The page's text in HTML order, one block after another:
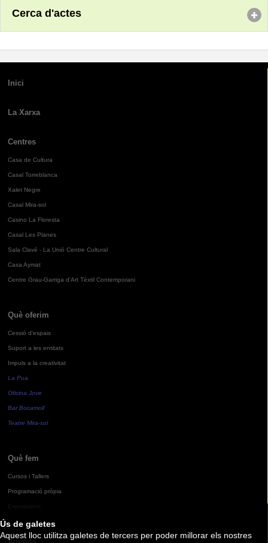
Ús de galetes
Aquest lloc utilitza galetes de tercers per poder millorar els nostres
Cerca d'actes
Inici
La Xarxa
Centres
Casa de Cultura
Casal Torreblanca
Xalet Negre
Casal Mira-sol
Casino La Floresta
Casal Les Planes
Sala Clavé - La Unió Centre Cultural
Casa Aymat
Centre Grau-Garriga d'Art Tèxtil Contemporani
Què oferim
Cessió d'espais
Suport a les entitats
Impuls a la creativitat
La Pua
Oficina Jove
Bar Bocamoll
Teatre Mira-sol
Què fem
Cursos i Tallers
Programació pròpia